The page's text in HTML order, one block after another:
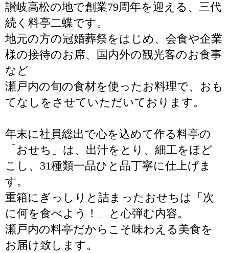
讃岐高松の地で創業79周年を迎える、三代
続く料亭二蝶です。
地元の方の冠婚葬祭をはじめ、会食や企業
様の接待のお席、国内外の観光客のお食事
など
瀬戸内の旬の食材を使ったお料理で、おも
てなしをさせていただいております。
年末に社員総出で心を込めて作る料亭の
「おせち」は、出汁をとり、細工をほど
こし、31種類一品ひと品丁寧に仕上げま
す。
重箱にぎっしりと詰まったおせちは「次
に何を食べよう！」と心弾む内容。
瀬戸内の料亭だからこそ味わえる美食を
お届け致します。